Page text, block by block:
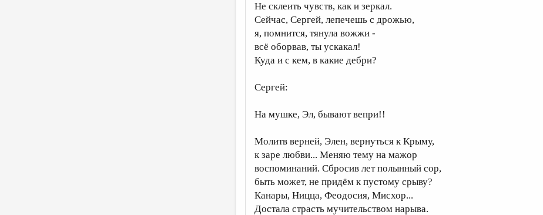
Не склеить чувств, как и зеркал.
Сейчас, Сергей, лепечешь с дрожью,
я, помнится, тянула вожжи -
всё оборвав, ты ускакал!
Куда и с кем, в какие дебри?
Сергей:
На мушке, Эл, бывают вепри!!
Молитв верней, Элен, вернуться к Крыму,
к заре любви... Меняю тему на мажор
воспоминаний. Сбросив лет полынный сор,
быть может, не придём к пустому срыву?
Канары, Ницца, Феодосия, Мисхор...
Достала страсть мучительством нарыва.